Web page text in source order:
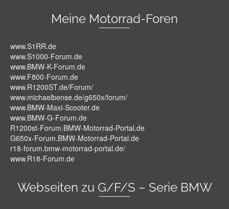
Meine Motorrad-Foren
www.S1RR.de
www.S1000-Forum.de
www.BMW-K-Forum.de
www.F800-Forum.de
www.R1200ST.de/Forum/
www.michaelbense.de/g650x/forum/
www.BMW-Maxi-Scooter.de
www.BMW-G-Forum.de
R1200st-Forum.BMW-Motorrad-Portal.de
G650x-Forum.BMW-Motorrad-Portal.de
r18-forum.bmw-motorrad-portal.de/
www.R18-Forum.de
Webseiten zu G/F/S – Serie BMW